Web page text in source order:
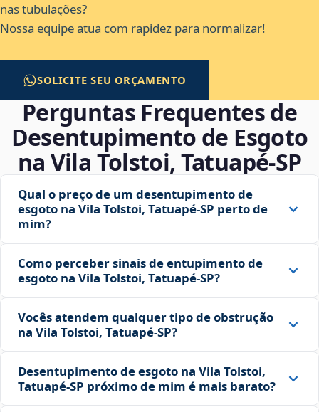
nas tubulações?
Nossa equipe atua com rapidez para normalizar!
SOLICITE SEU ORÇAMENTO
Perguntas Frequentes de
Desentupimento de Esgoto
na Vila Tolstoi, Tatuapé‑SP
Qual o preço de um desentupimento de
esgoto na Vila Tolstoi, Tatuapé‑SP perto de
mim?
Como perceber sinais de entupimento de
esgoto na Vila Tolstoi, Tatuapé‑SP?
Vocês atendem qualquer tipo de obstrução
na Vila Tolstoi, Tatuapé‑SP?
Desentupimento de esgoto na Vila Tolstoi,
Tatuapé‑SP próximo de mim é mais barato?